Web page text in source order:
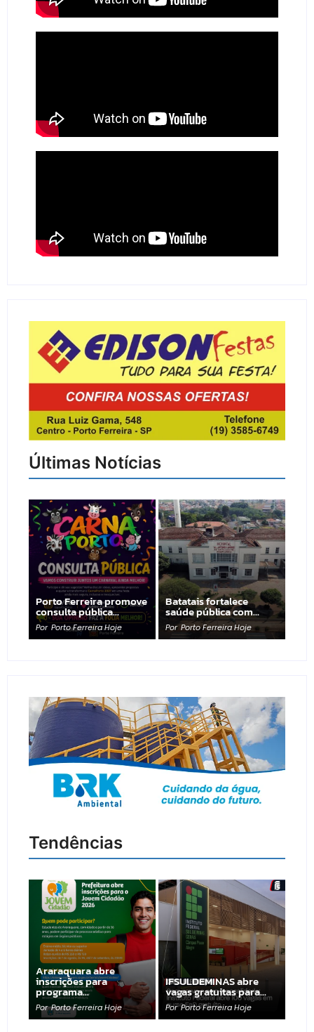
Últimas Notícias
Porto Ferreira promove
consulta pública…
Por Porto Ferreira Hoje
Batatais fortalece
saúde pública com…
Por Porto Ferreira Hoje
Tendências
Araraquara abre
inscrições para
programa…
Por Porto Ferreira Hoje
IFSULDEMINAS abre
vagas gratuitas para…
Por Porto Ferreira Hoje